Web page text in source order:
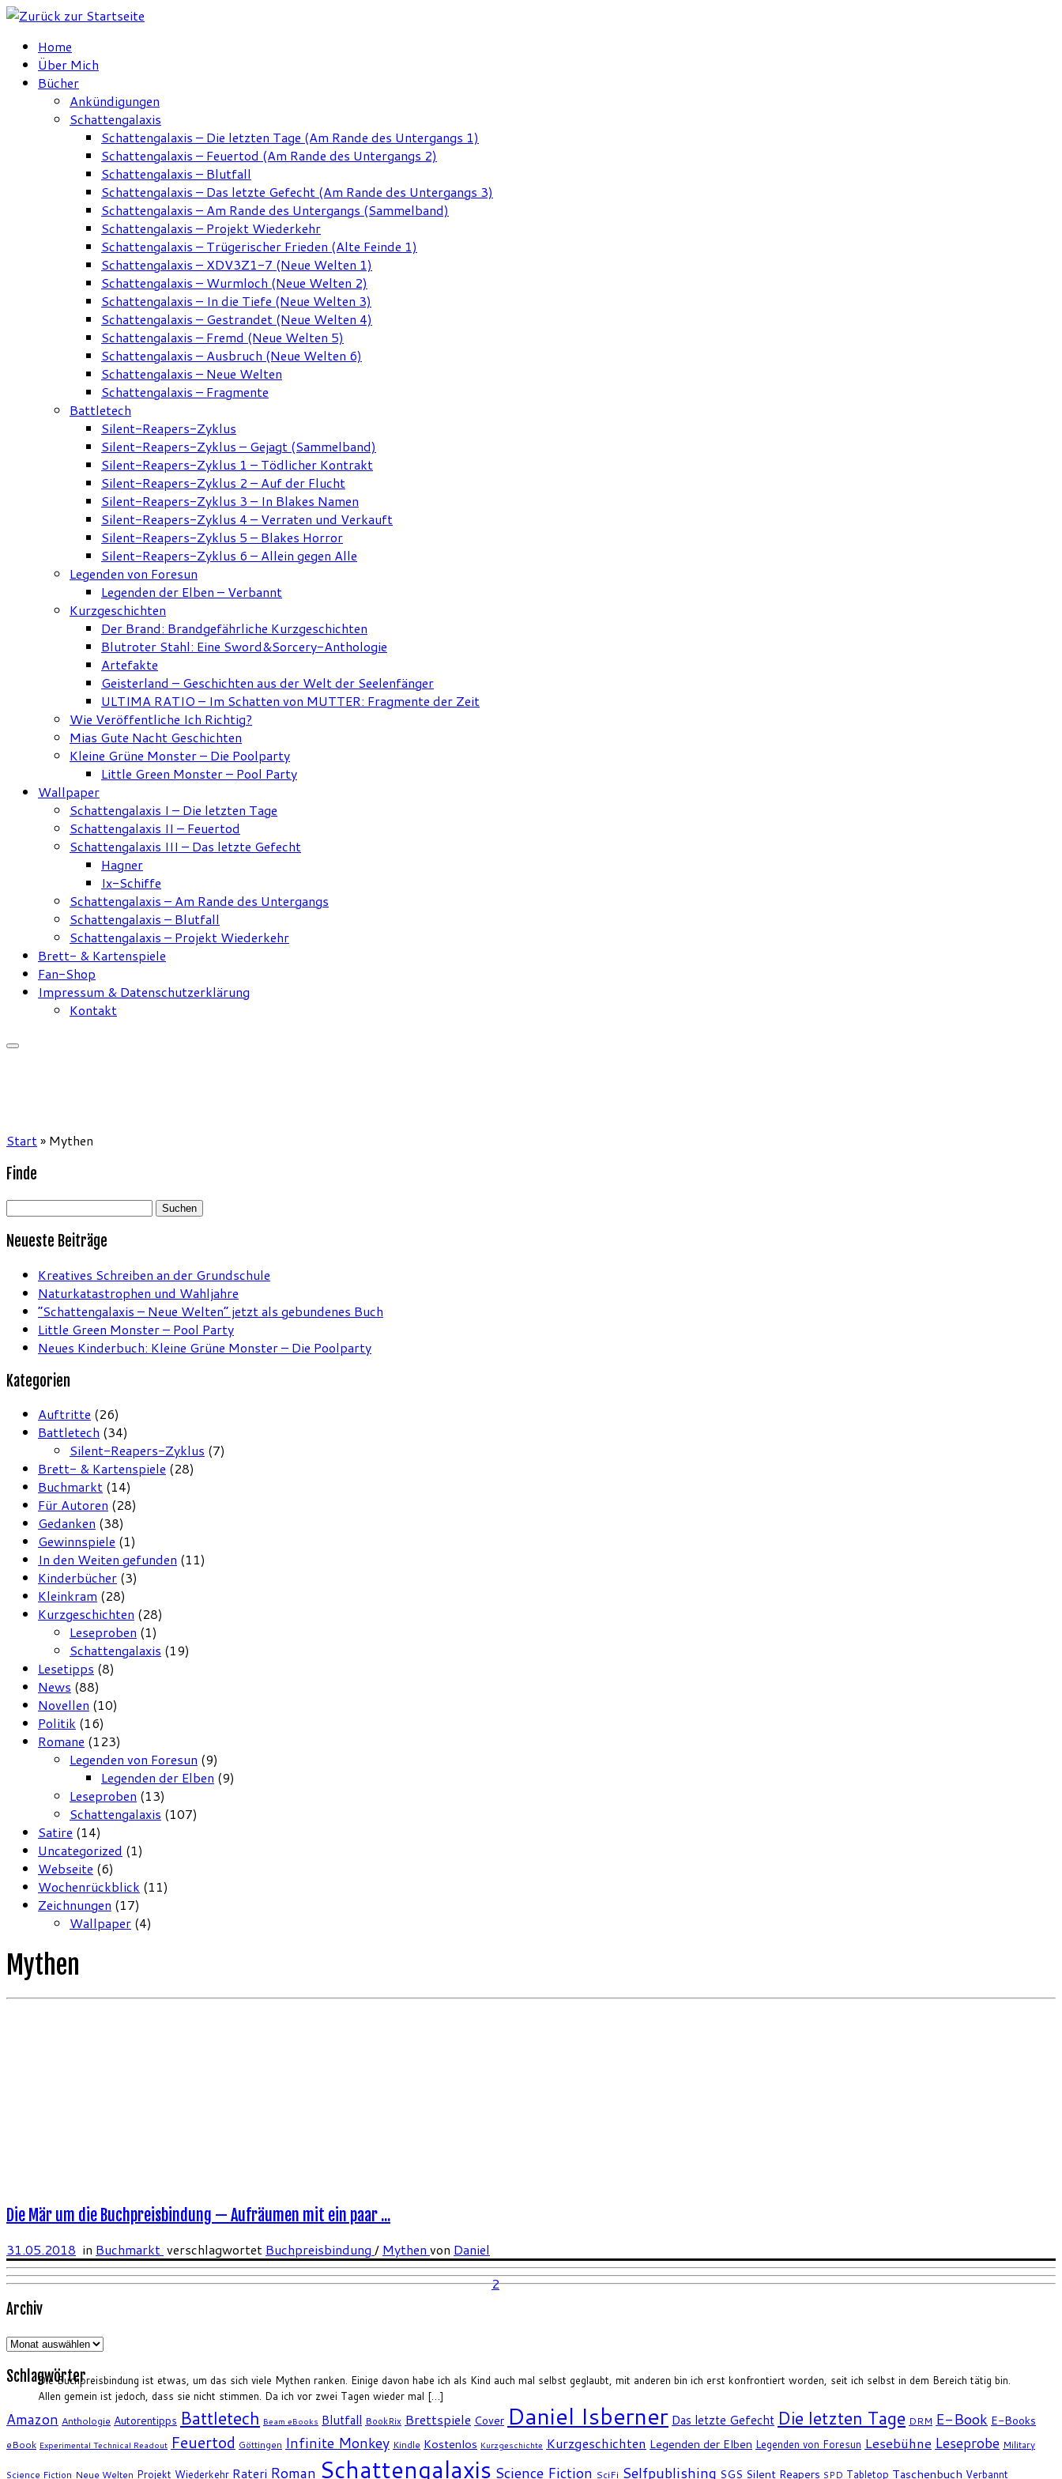
Zum
springenHome
Über Mich
Bücher
Ankündigungen
Schattengalaxis
Schattengalaxis – Die letzten Tage (Am Rande des Untergangs 1)
Schattengalaxis – Feuertod (Am Rande des Untergangs 2)
Schattengalaxis – Blutfall
Schattengalaxis – Das letzte Gefecht (Am Rande des Untergangs 3)
Schattengalaxis – Am Rande des Untergangs (Sammelband)
Schattengalaxis – Projekt Wiederkehr
Schattengalaxis – Trügerischer Frieden (Alte Feinde 1)
Schattengalaxis – XDV3Z1-7 (Neue Welten 1)
Schattengalaxis – Wurmloch (Neue Welten 2)
Schattengalaxis – In die Tiefe (Neue Welten 3)
Schattengalaxis – Gestrandet (Neue Welten 4)
Schattengalaxis – Fremd (Neue Welten 5)
Schattengalaxis – Ausbruch (Neue Welten 6)
Schattengalaxis – Neue Welten
Schattengalaxis – Fragmente
Battletech
Silent-Reapers-Zyklus
Silent-Reapers-Zyklus – Gejagt (Sammelband)
Silent-Reapers-Zyklus 1 – Tödlicher Kontrakt
Silent-Reapers-Zyklus 2 – Auf der Flucht
Silent-Reapers-Zyklus 3 – In Blakes Namen
Silent-Reapers-Zyklus 4 – Verraten und Verkauft
Silent-Reapers-Zyklus 5 – Blakes Horror
Silent-Reapers-Zyklus 6 – Allein gegen Alle
Legenden von Foresun
Legenden der Elben – Verbannt
Kurzgeschichten
Der Brand: Brandgefährliche Kurzgeschichten
Blutroter Stahl: Eine Sword&Sorcery-Anthologie
Artefakte
Geisterland – Geschichten aus der Welt der Seelenfänger
ULTIMA RATIO – Im Schatten von MUTTER: Fragmente der Zeit
Wie Veröffentliche Ich Richtig?
Mias Gute Nacht Geschichten
Kleine Grüne Monster – Die Poolparty
Little Green Monster – Pool Party
Wallpaper
Schattengalaxis I – Die letzten Tage
Schattengalaxis II – Feuertod
Schattengalaxis III – Das letzte Gefecht
Hagner
Ix-Schiffe
Schattengalaxis – Am Rande des Untergangs
Schattengalaxis – Blutfall
Schattengalaxis – Projekt Wiederkehr
Brett- & Kartenspiele
Fan-Shop
Impressum & Datenschutzerklärung
Kontakt
Start» Mythen
Finde
Suchen
Neueste Beiträge
Kreatives Schreiben an der Grundschule
Naturkatastrophen und Wahljahre
“Schattengalaxis – Neue Welten” jetzt als gebundenes Buch
Little Green Monster – Pool Party
Neues Kinderbuch: Kleine Grüne Monster – Die Poolparty
Kategorien
Auftritte (26)
Battletech (34)
Silent-Reapers-Zyklus (7)
Brett- & Kartenspiele (28)
Buchmarkt (14)
Für Autoren (28)
Gedanken (38)
Gewinnspiele (1)
In den Weiten gefunden (11)
Kinderbücher (3)
Kleinkram (28)
Kurzgeschichten (28)
Leseproben (1)
Schattengalaxis (19)
Lesetipps (8)
News (88)
Novellen (10)
Politik (16)
Romane (123)
Legenden von Foresun (9)
Legenden der Elben (9)
Leseproben (13)
Schattengalaxis (107)
Satire (14)
Uncategorized (1)
Webseite (6)
Wochenrückblick (11)
Zeichnungen (17)
Wallpaper (4)
Mythen
2
Die Buchpreisbindung ist etwas, um das sich viele Mythen ranken. Einige davon habe ich als Kind auch mal selbst geglaubt, mit anderen bin ich erst konfrontiert worden, seit ich selbst in dem Bereich tätig bin.
Allen gemein ist jedoch, dass sie nicht stimmen. Da ich vor zwei Tagen wieder mal […]
Die Mär um die Buchpreisbindung — Aufräumen mit ein paar ...
31.05.2018 in Buchmarkt verschlagwortet Buchpreisbindung / Mythen von Daniel
Archiv
Archiv
Schlagwörter
Amazon Anthologie Autorentipps Battletech Beam eBooks Blutfall BookRix Brettspiele Cover Daniel Isberner Das letzte Gefecht Die letzten Tage DRM E-Book E-Books
eBook Experimental Technical Readout Feuertod Göttingen Infinite Monkey Kindle Kostenlos Kurzgeschichte Kurzgeschichten Legenden der Elben Legenden von Foresun Lesebühne Leseprobe Military
Science Fiction Neue Welten Projekt Wiederkehr Rateri Roman Schattengalaxis Science Fiction SciFi Selfpublishing SGS Silent Reapers SPD Tabletop Taschenbuch Verbannt